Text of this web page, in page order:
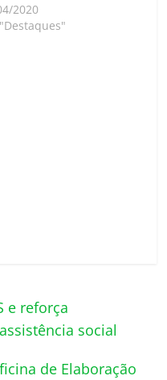
2020
e reforça
social
de Elaboração